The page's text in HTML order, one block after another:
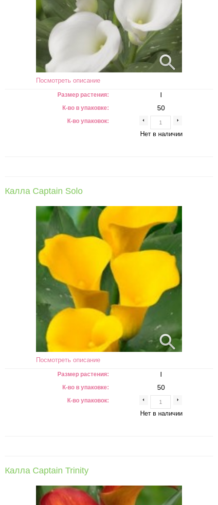
Посмотреть описание
Размер растения:
К-во в упаковке:
К-во упаковок:
I
50
Нет в наличии
Калла Captain Solo
Посмотреть описание
Размер растения:
К-во в упаковке:
К-во упаковок:
I
50
Нет в наличии
Калла Captain Trinity